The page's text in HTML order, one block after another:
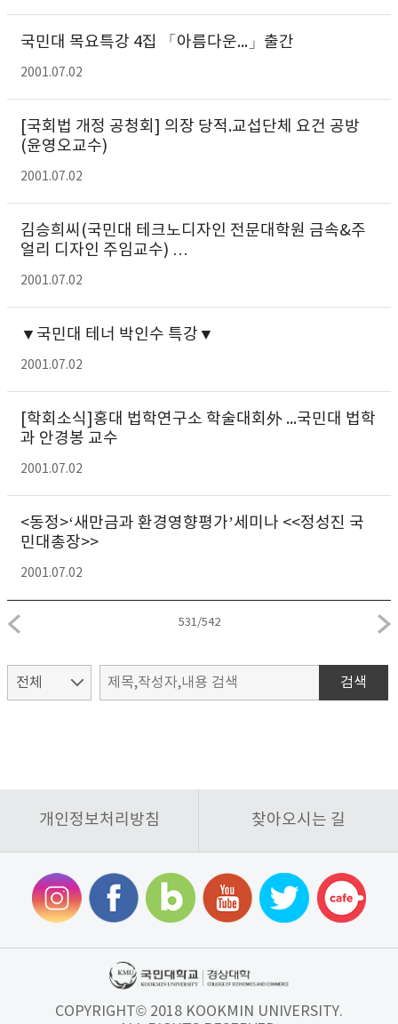
국민대 목요특강 4집 「아름다운...」출간
2001.07.02
[국회법 개정 공청회] 의장 당적.교섭단체 요건 공방
(윤영오교수)
2001.07.02
김승희씨(국민대 테크노디자인 전문대학원 금속&주
얼리 디자인 주임교수) …
2001.07.02
▼국민대 테너 박인수 특강▼
2001.07.02
[학회소식]홍대 법학연구소 학술대회外 ...국민대 법학
과 안경봉 교수
2001.07.02
<동정>‘새만금과 환경영향평가’세미나 <<정성진 국
민대총장>>
2001.07.02
531/542
검색
개인정보처리방침 찾아오시는 길
COPYRIGHT© 2018 KOOKMIN UNIVERSITY.